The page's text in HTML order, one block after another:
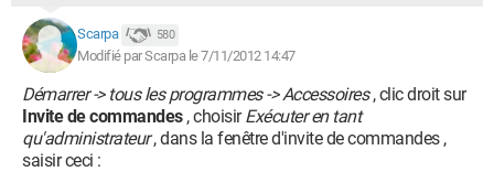
Scarpa 580
Modifié par Scarpa le 7/11/2012 14:47
Démarrer -> tous les programmes -> Accessoires, clic droit sur
Invite de commandes, choisirExécuter en tant
qu'administrateur, dans la fenêtre d'invite de commandes ,
saisir ceci :